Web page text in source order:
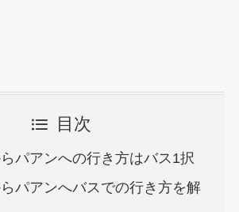
目次
パアンへの行き方はバス1択
パアンへバスでの行き方を解